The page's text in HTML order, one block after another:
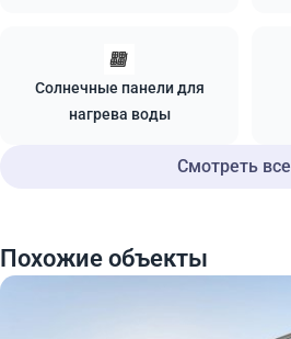
Солнечные панели для
нагрева воды
Смотреть все
Похожие объекты